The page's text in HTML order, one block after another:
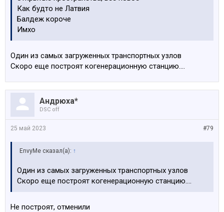
Как будто не Латвия
Балдеж короче
Имхо
Один из самых загруженных транспортных узлов
Скоро еще построят когенерационную cтанцию....
Андрюха*
DSC off
#79
25 май 2023
EnvyMe сказал(а): ↑
Один из самых загруженных транспортных узлов
Скоро еще построят когенерационную cтанцию....
Не построят, отменили